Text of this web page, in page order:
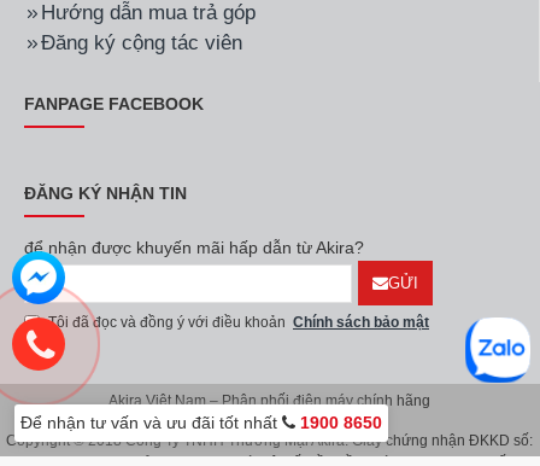
Hướng dẫn mua trả góp
Đăng ký cộng tác viên
FANPAGE FACEBOOK
ĐĂNG KÝ NHẬN TIN
để nhận được khuyến mãi hấp dẫn từ Akira?
GỬI
Tôi đã đọc và đồng ý với điều khoản Chính sách bảo mật
Akira Việt Nam – Phân phối điện máy chính hãng
Copyright © 2018 Công Ty TNHH Thương Mại Akira. Giấy chứng nhận ĐKKD số:
Để nhận tư vấn và ưu đãi tốt nhất 1900 8650